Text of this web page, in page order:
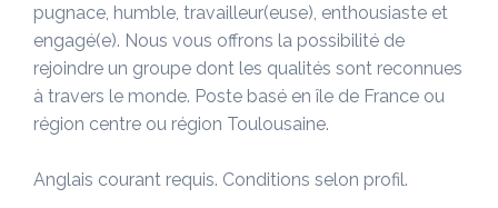
pugnace, humble, travailleur(euse), enthousiaste et
engagé(e). Nous vous offrons la possibilité de
rejoindre un groupe dont les qualités sont reconnues
à travers le monde. Poste basé en île de France ou
région centre ou région Toulousaine.
Anglais courant requis. Conditions selon profil.